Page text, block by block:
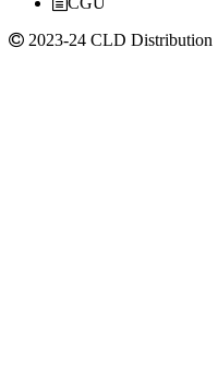
2023-24 CLD Distribution